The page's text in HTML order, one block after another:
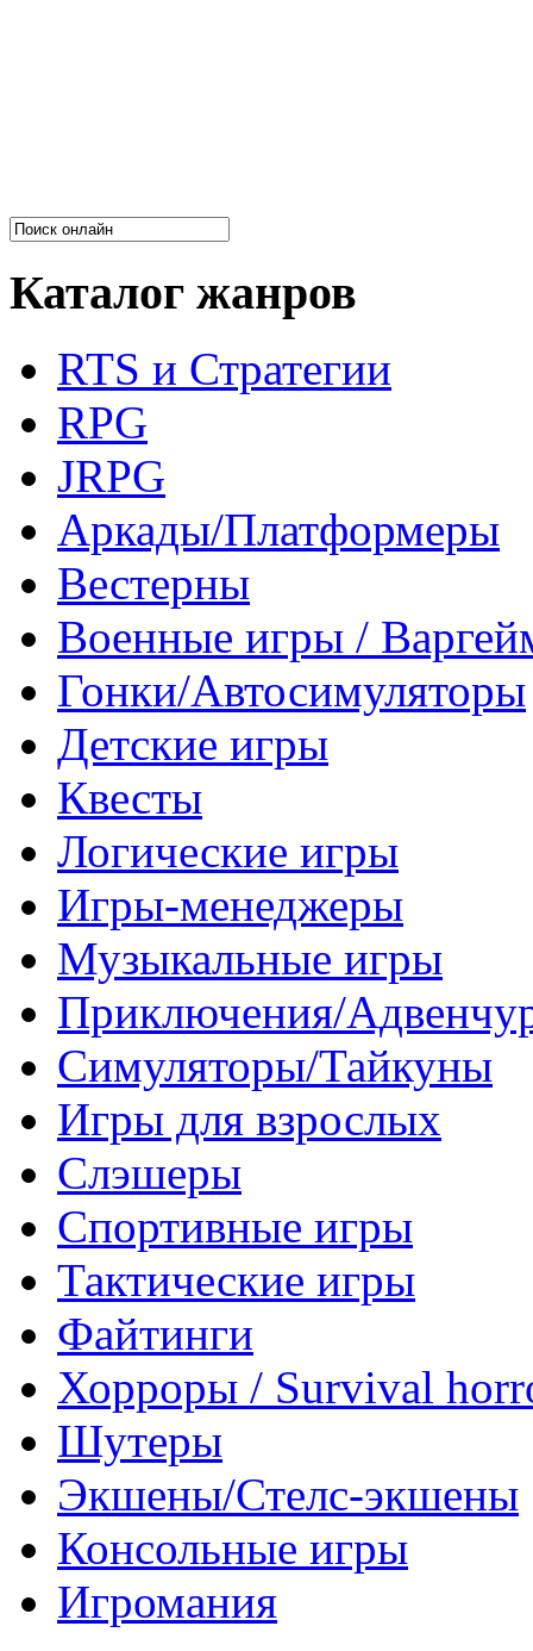
Каталог жанров
RTS и Стратегии
RPG
JRPG
Аркады/Платформеры
Вестерны
Военные игры /
Гонки/Автосимуляторы
Детские игры
Квесты
Логические игры
Игры-менеджеры
Музыкальные игры
Приключения/
Симуляторы/Тайкуны
Игры для взрослых
Слэшеры
Спортивные игры
Тактические игры
Файтинги
Хорроры / Survival
Шутеры
Экшены/Стелс-экшены
Консольные игры
Игромания